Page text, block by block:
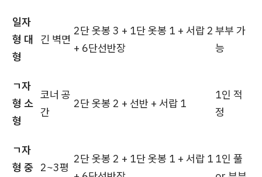
일자
형 대
형
긴 벽면
2단 옷봉 3 + 1단 옷봉 1 + 서랍 2
+ 6단선반장
부부 가
능
ㄱ자
형 소
형
코너 공
간
2단 옷봉 2 + 선반 + 서랍 1
1인 적
정
ㄱ자
형 중 2~3평
2단 옷봉 2 + 1단 옷봉 1 + 서랍 1 1인 풀